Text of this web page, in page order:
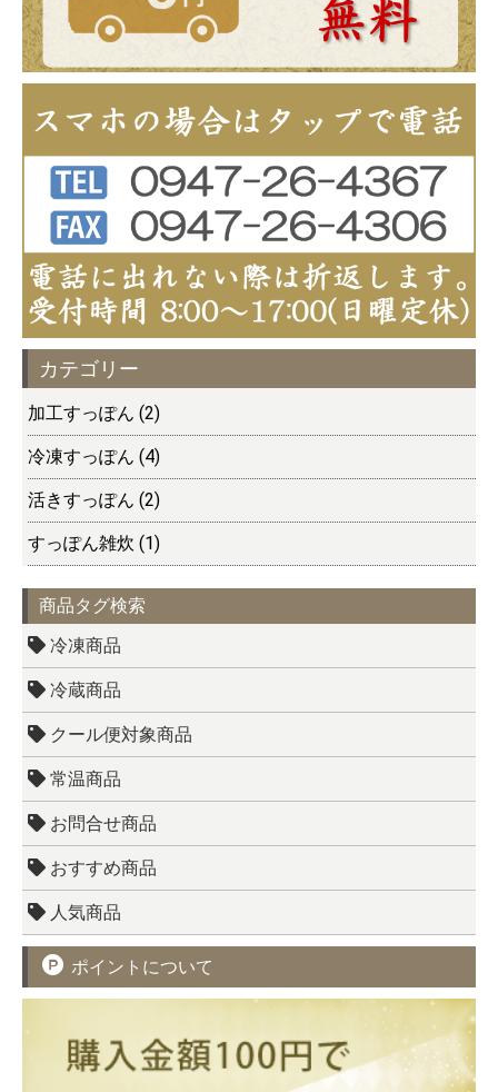
カテゴリー
加工すっぽん (2)
冷凍すっぽん (4)
活きすっぽん (2)
すっぽん雑炊 (1)
商品タグ検索
冷凍商品
冷蔵商品
クール便対象商品
常温商品
お問合せ商品
おすすめ商品
人気商品
ポイントについて